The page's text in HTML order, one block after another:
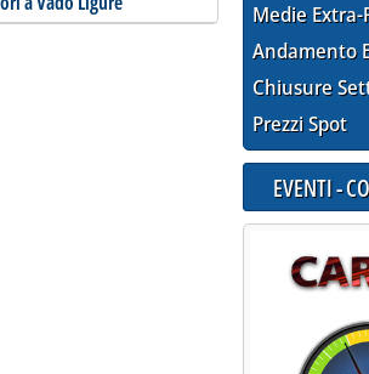
Medie Extra-
Andamento
Chiusure
Prezzi Spot
EVENTI -